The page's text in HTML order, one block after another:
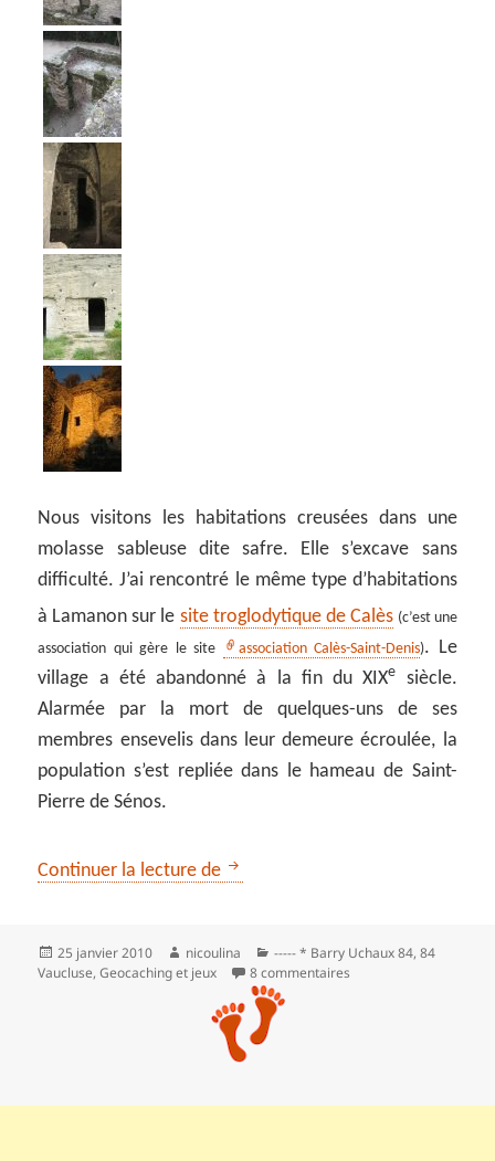
Nous visitons les habitations creusées dans une
molasse sableuse dite safre. Elle s’excave sans
difficulté. J’ai rencontré le même type d’habitations
à Lamanon sur le site troglodytique de Calès (c’est une
association qui gère le site
association Calès-Saint-Denis). Le
village a été abandonné à la fin du XIXe
siècle.
Alarmée par la mort de quelques-uns de ses
membres ensevelis dans leur demeure écroulée, la
population s’est repliée dans le hameau de Saint-
Pierre de Sénos.
Continuer la lecture de *** Circuit de la pierre au départ
Publié
le
25 janvier 2010 Auteur
nicoulina Catégories
----- * Barry Uchaux 84,84
Vaucluse,Geocaching et jeux 8 commentaires